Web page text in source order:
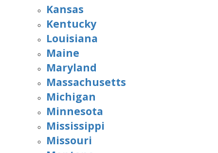
Kansas
Kentucky
Louisiana
Maine
Maryland
Massachusetts
Michigan
Minnesota
Mississippi
Missouri